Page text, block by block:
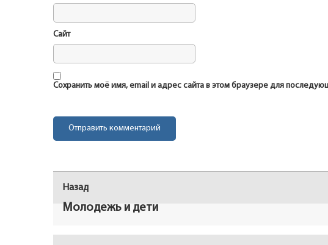
Сайт
Сохранить моё имя, email и адрес сайта в этом браузере для
Навигация
по
записям
Назад
Молодежь и дети